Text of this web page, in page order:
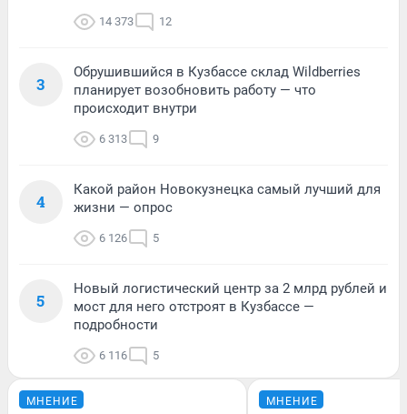
14 373 12
3
Обрушившийся в Кузбассе склад Wildberries
планирует возобновить работу — что
происходит внутри
6 313 9
4
Какой район Новокузнецка самый лучший для
жизни — опрос
6 126 5
5
Новый логистический центр за 2 млрд рублей и
мост для него отстроят в Кузбассе —
подробности
6 116 5
МНЕНИЕ МНЕНИЕ